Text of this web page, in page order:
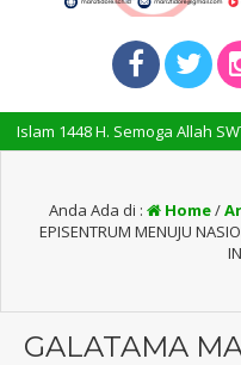
H. Semoga Allah SWT
Anda Ada di : Home/
EPISENTRUM MENUJU
GALATAMA